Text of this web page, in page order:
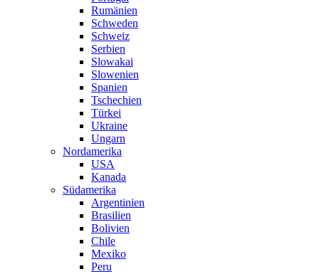
Rumänien
Schweden
Schweiz
Serbien
Slowakai
Slowenien
Spanien
Tschechien
Türkei
Ukraine
Ungarn
Nordamerika
USA
Kanada
Südamerika
Argentinien
Brasilien
Bolivien
Chile
Mexiko
Peru